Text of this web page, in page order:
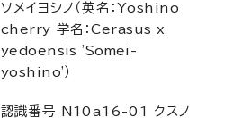
ソメイヨシノ（英名： Yoshino
cherry 学名：Cerasus x
yedoensis 'Somei-
yoshino' ）
認識番号 N10a16-01 クスノ